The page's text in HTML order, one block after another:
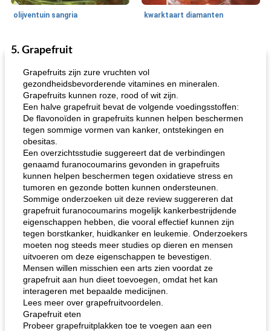
olijventuin sangria kwarktaart diamanten
Feestdagen en evenementen
de jamcake van Georgië tennessee blauwe kaasperen kip
5. Grapefruit
Grapefruits zijn zure vruchten vol
gezondheidsbevorderende vitamines en mineralen.
Grapefruits kunnen roze, rood of wit zijn.
Een halve grapefruit bevat de volgende voedingsstoffen:
De flavonoïden in grapefruits kunnen helpen beschermen
tegen sommige vormen van kanker, ontstekingen en
obesitas.
Een overzichtsstudie suggereert dat de verbindingen
genaamd furanocoumarins gevonden in grapefruits
kunnen helpen beschermen tegen oxidatieve stress en
tumoren en gezonde botten kunnen ondersteunen.
Sommige onderzoeken uit deze review suggereren dat
grapefruit furanocoumarins mogelijk kankerbestrijdende
eigenschappen hebben, die vooral effectief kunnen zijn
tegen borstkanker, huidkanker en leukemie. Onderzoekers
moeten nog steeds meer studies op dieren en mensen
uitvoeren om deze eigenschappen te bevestigen.
Mensen willen misschien een arts zien voordat ze
grapefruit aan hun dieet toevoegen, omdat het kan
interageren met bepaalde medicijnen.
Lees meer over grapefruitvoordelen.
Grapefruit eten
Probeer grapefruitplakken toe te voegen aan een